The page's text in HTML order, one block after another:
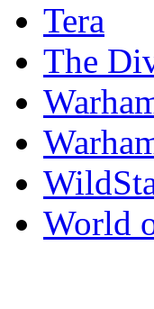
Tera
The
World